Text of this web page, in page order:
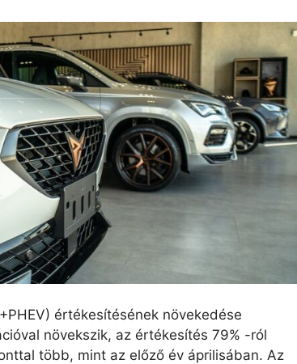
értékesítésének növekedése
növekszik, az értékesítés 79% -ról
több, mint az előző év áprilisában. Az